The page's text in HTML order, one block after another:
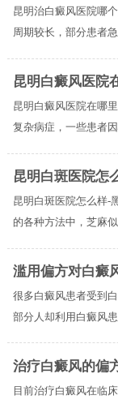
昆明治白癜风医院哪
周期较长，部分患者
昆明白癜风医院
昆明白癜风医院在哪
复杂病症，一些患者
昆明白斑医院怎
昆明白斑医院怎么样-
的各种方法中，芝麻
滥用偏方对白癜
很多白癜风患者受到
部分人却利用白癜风
治疗白癜风的偏
目前治疗白癜风在临